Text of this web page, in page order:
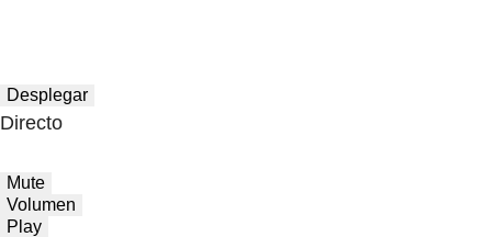
Desplegar
Directo
Mute
Volumen
Play